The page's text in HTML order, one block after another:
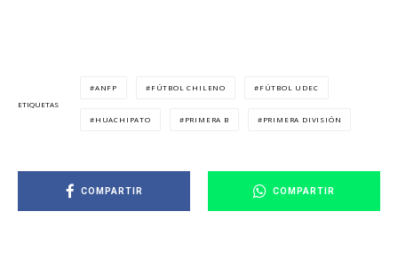
ETIQUETAS
ANFP FÚTBOL CHILENO FÚTBOL UDEC
HUACHIPATO PRIMERA B PRIMERA DIVISIÓN
COMPARTIR COMPARTIR